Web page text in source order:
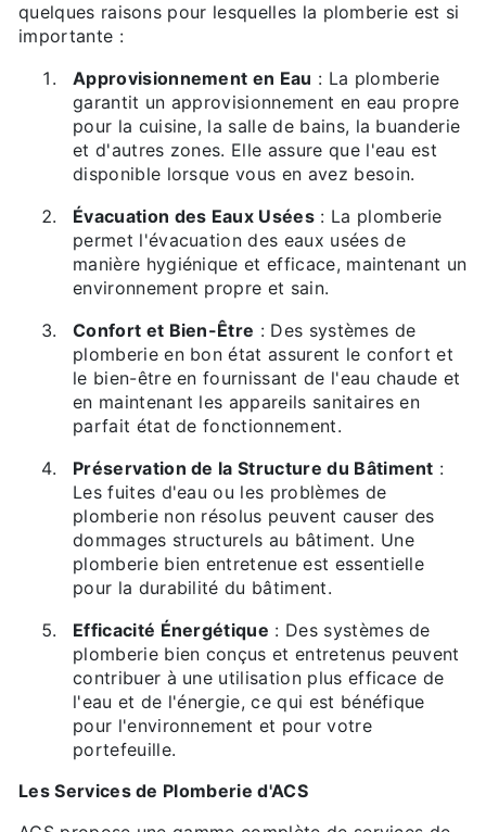
quelques raisons pour lesquelles la plomberie est si
importante :
Approvisionnement en Eau : La plomberie
garantit un approvisionnement en eau propre
pour la cuisine, la salle de bains, la buanderie
et d'autres zones. Elle assure que l'eau est
disponible lorsque vous en avez besoin.
Évacuation des Eaux Usées : La plomberie
permet l'évacuation des eaux usées de
manière hygiénique et efficace, maintenant un
environnement propre et sain.
Confort et Bien-Être : Des systèmes de
plomberie en bon état assurent le confort et
le bien-être en fournissant de l'eau chaude et
en maintenant les appareils sanitaires en
parfait état de fonctionnement.
Préservation de la Structure du Bâtiment :
Les fuites d'eau ou les problèmes de
plomberie non résolus peuvent causer des
dommages structurels au bâtiment. Une
plomberie bien entretenue est essentielle
pour la durabilité du bâtiment.
Efficacité Énergétique : Des systèmes de
plomberie bien conçus et entretenus peuvent
contribuer à une utilisation plus efficace de
l'eau et de l'énergie, ce qui est bénéfique
pour l'environnement et pour votre
portefeuille.
Les Services de Plomberie d'ACS